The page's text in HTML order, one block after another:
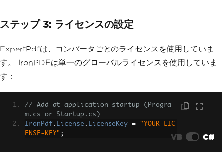
ステップ 3: ライセンスの設定
ExpertPdfは、コンバータごとのライセンスを使用していま
す。 IronPDFは単一のグローバルライセンスを使用していま
す：
// Add at application startup (Progra
m.cs or Startup.cs)
IronPdf . License . LicenseKey =
"YOUR-LIC
ENSE-KEY" ; VB C#